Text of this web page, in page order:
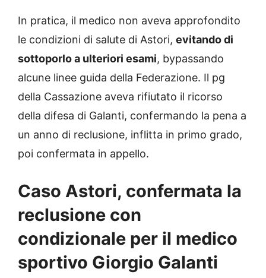
In pratica, il medico non aveva approfondito
le condizioni di salute di Astori, evitando di
sottoporlo a ulteriori esami, bypassando
alcune linee guida della Federazione. Il pg
della Cassazione aveva rifiutato il ricorso
della difesa di Galanti, confermando la pena a
un anno di reclusione, inflitta in primo grado,
poi confermata in appello.
Caso Astori, confermata la
reclusione con
condizionale per il medico
sportivo Giorgio Galanti